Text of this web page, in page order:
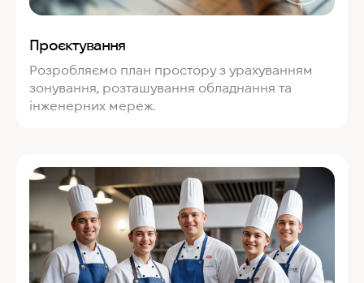
Проєктування
Розробляємо план простору з урахуванням
зонування, розташування обладнання та
інженерних мереж.